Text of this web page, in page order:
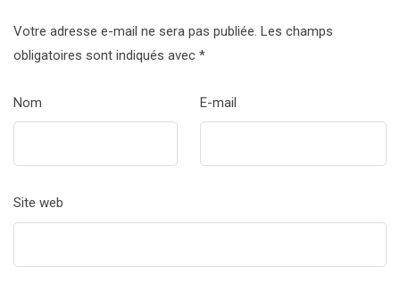
Votre adresse e-mail ne sera pas publiée. Les champs
obligatoires sont indiqués avec *
Nom E-mail
Site web